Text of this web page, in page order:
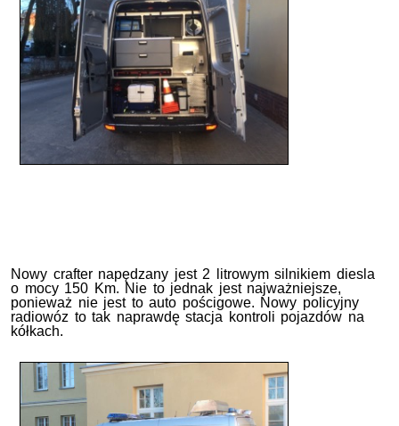
Nowy crafter napędzany jest 2 litrowym silnikiem diesla
o mocy 150 Km. Nie to jednak jest najważniejsze,
ponieważ nie jest to auto pościgowe. Nowy policyjny
radiowóz to tak naprawdę stacja kontroli pojazdów na
kółkach.